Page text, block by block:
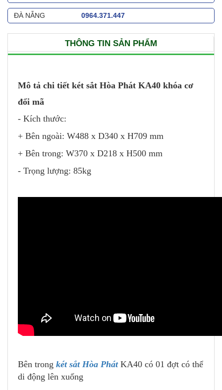
ĐÀ NẴNG 0964.371.447
THÔNG TIN SẢN PHẨM
Mô tả chi tiết két sắt Hòa Phát KA40 khóa cơ
đổi mã
- Kích thước:
+ Bên ngoài: W488 x D340 x H709 mm
+ Bên trong: W370 x D218 x H500 mm
- Trọng lượng: 85kg
Bên trong két sắt Hòa PhátKA40 có 01 đợt có thể
di động lên xuống